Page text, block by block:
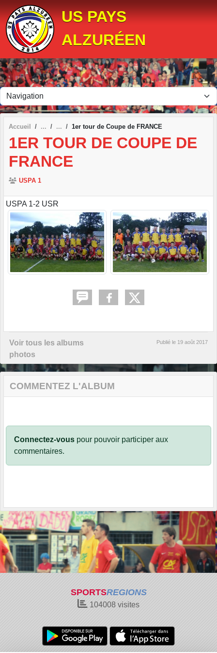
US PAYS
ALZURÉEN
Accueil 1er tour de Coupe de FRANCE
1ER TOUR DE COUPE DE
FRANCE
USPA 1
USPA 1-2 USR
Voir tous les albums
photos
Publié le 19 août 2017
COMMENTEZ L'ALBUM
Connectez-vous pour pouvoir participer aux
commentaires.
SPORTSREGIONS
104008 visites
Panneau de gestion des cookies